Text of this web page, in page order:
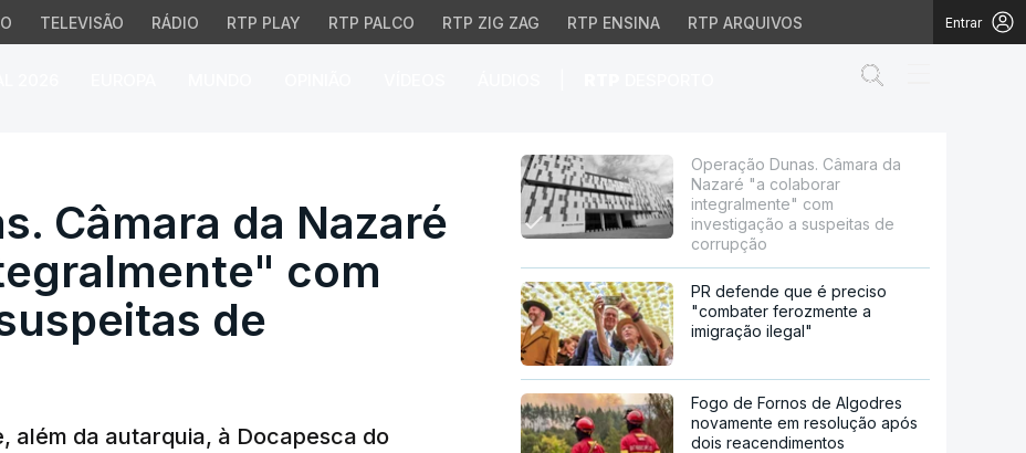
TELEVISÃO RÁDIO RTP PLAY RTP PALCO RTP ZIG ZAG RTP ENSINA RTP ARQUIVOS Entrar
Câmara da Nazaré "a colaborar
Câmara da Nazaré
com
de
além da autarquia, à Docapesca do
Operação Dunas. Câmara da
Nazaré "a colaborar
integralmente" com
investigação a suspeitas de
corrupção
PR defende que é preciso
"combater ferozmente a
imigração ilegal"
Fogo de Fornos de Algodres
novamente em resolução após
dois reacendimentos